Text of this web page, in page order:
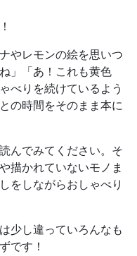
やレモンの絵を思いつ
」「あ！これも黄色
べりを続けているよう
の時間をそのまま本に
んでみてください。そ
描かれていないモノま
をしながらおしゃべり
少し違っていろんなも
です！